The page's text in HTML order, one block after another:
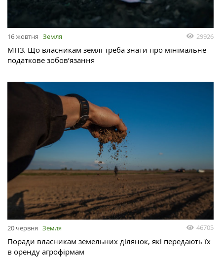
16 жовтня Земля 29926
МПЗ. Що власникам землі треба знати про мінімальне
податкове зобов’язання
20 червня Земля 46705
Поради власникам земельних ділянок, які передають їх
в оренду агрофірмам